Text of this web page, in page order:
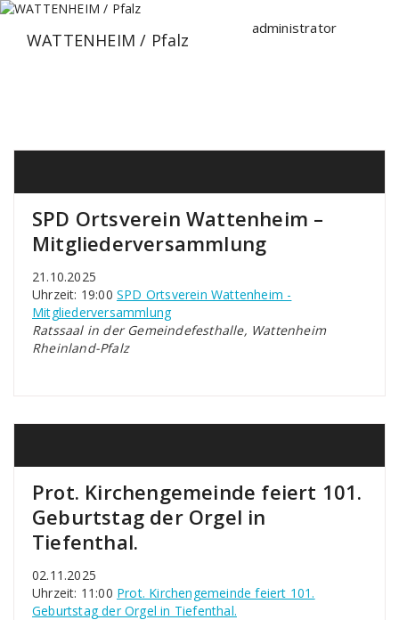
Zum
springenWATTENHEIM / Pfalz
administrator
SPD Ortsverein Wattenheim –
Mitgliederversammlung
21.10.2025
Uhrzeit: 19:00 SPD Ortsverein Wattenheim -
Mitgliederversammlung
Ratssaal in der Gemeindefesthalle, Wattenheim
Rheinland-Pfalz
Prot. Kirchengemeinde feiert 101.
Geburtstag der Orgel in
Tiefenthal.
02.11.2025
Uhrzeit: 11:00 Prot. Kirchengemeinde feiert 101.
Geburtstag der Orgel in Tiefenthal.